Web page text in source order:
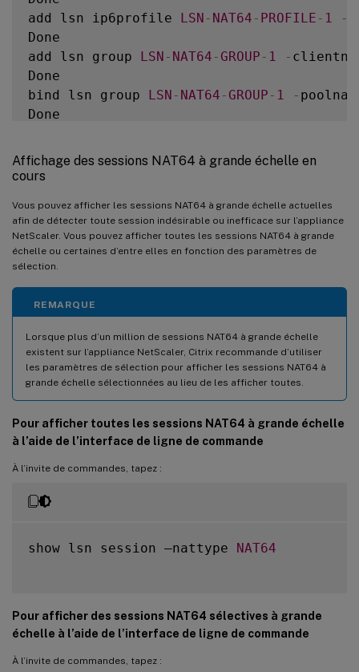
add lsn ip6profile LSN - NAT64 - PROFILE - 1 -
Done
add lsn group LSN - NAT64 - GROUP - 1 -
Done
bind lsn group LSN - NAT64 - GROUP - 1 -
Done
Done
Affichage des sessions NAT64 à grande échelle en
cours
Vous pouvez afficher les sessions NAT64 à grande échelle actuelles
afin de détecter toute session indésirable ou inefficace sur l’appliance
NetScaler. Vous pouvez afficher toutes les sessions NAT64 à grande
échelle ou certaines d’entre elles en fonction des paramètres de
sélection.
REMARQUE
Lorsque plus d’un million de sessions NAT64 à grande échelle
existent sur l’appliance NetScaler, Citrix recommande d’utiliser
les paramètres de sélection pour afficher les sessions NAT64 à
grande échelle sélectionnées au lieu de les afficher toutes.
Pour afficher toutes les sessions NAT64 à grande échelle
à l’aide de l’interface de ligne de commande
À l’invite de commandes, tapez :
show lsn session –nattype NAT64
Pour afficher des sessions NAT64 sélectives à grande
échelle à l’aide de l’interface de ligne de commande
À l’invite de commandes, tapez :